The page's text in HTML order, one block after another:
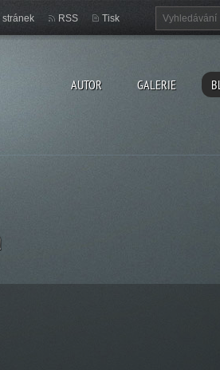
AUTOR GALERIE
stránek RSS Tisk